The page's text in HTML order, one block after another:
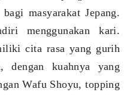
masyarakat Jepang.
menggunakan kari.
cita rasa yang gurih
dengan kuahnya yang
Wafu Shoyu, topping